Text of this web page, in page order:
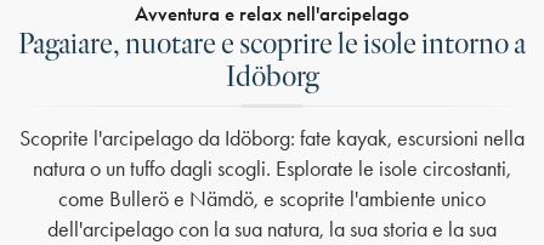
Avventura e relax nell'arcipelago
Pagaiare, nuotare e scoprire le isole intorno a
Idöborg
Scoprite l'arcipelago da Idöborg: fate kayak, escursioni nella
natura o un tuffo dagli scogli. Esplorate le isole circostanti,
come Bullerö e Nämdö, e scoprite l'ambiente unico
dell'arcipelago con la sua natura, la sua storia e la sua